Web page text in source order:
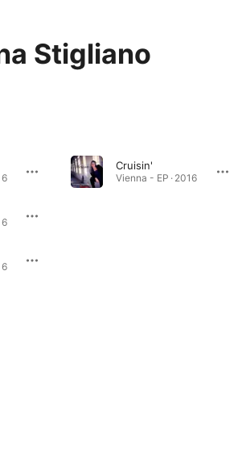
Stigliano
Cruisin'
Vienna - EP · 2016